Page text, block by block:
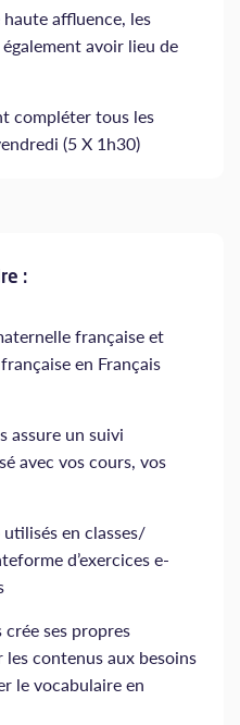
affluence, les
avoir lieu de
compléter tous les
(5 X 1h30)
:
française et
en Français
assure un suivi
avec vos cours, vos
en classes/
d’exercices e-
crée ses propres
contenus aux besoins
le vocabulaire en